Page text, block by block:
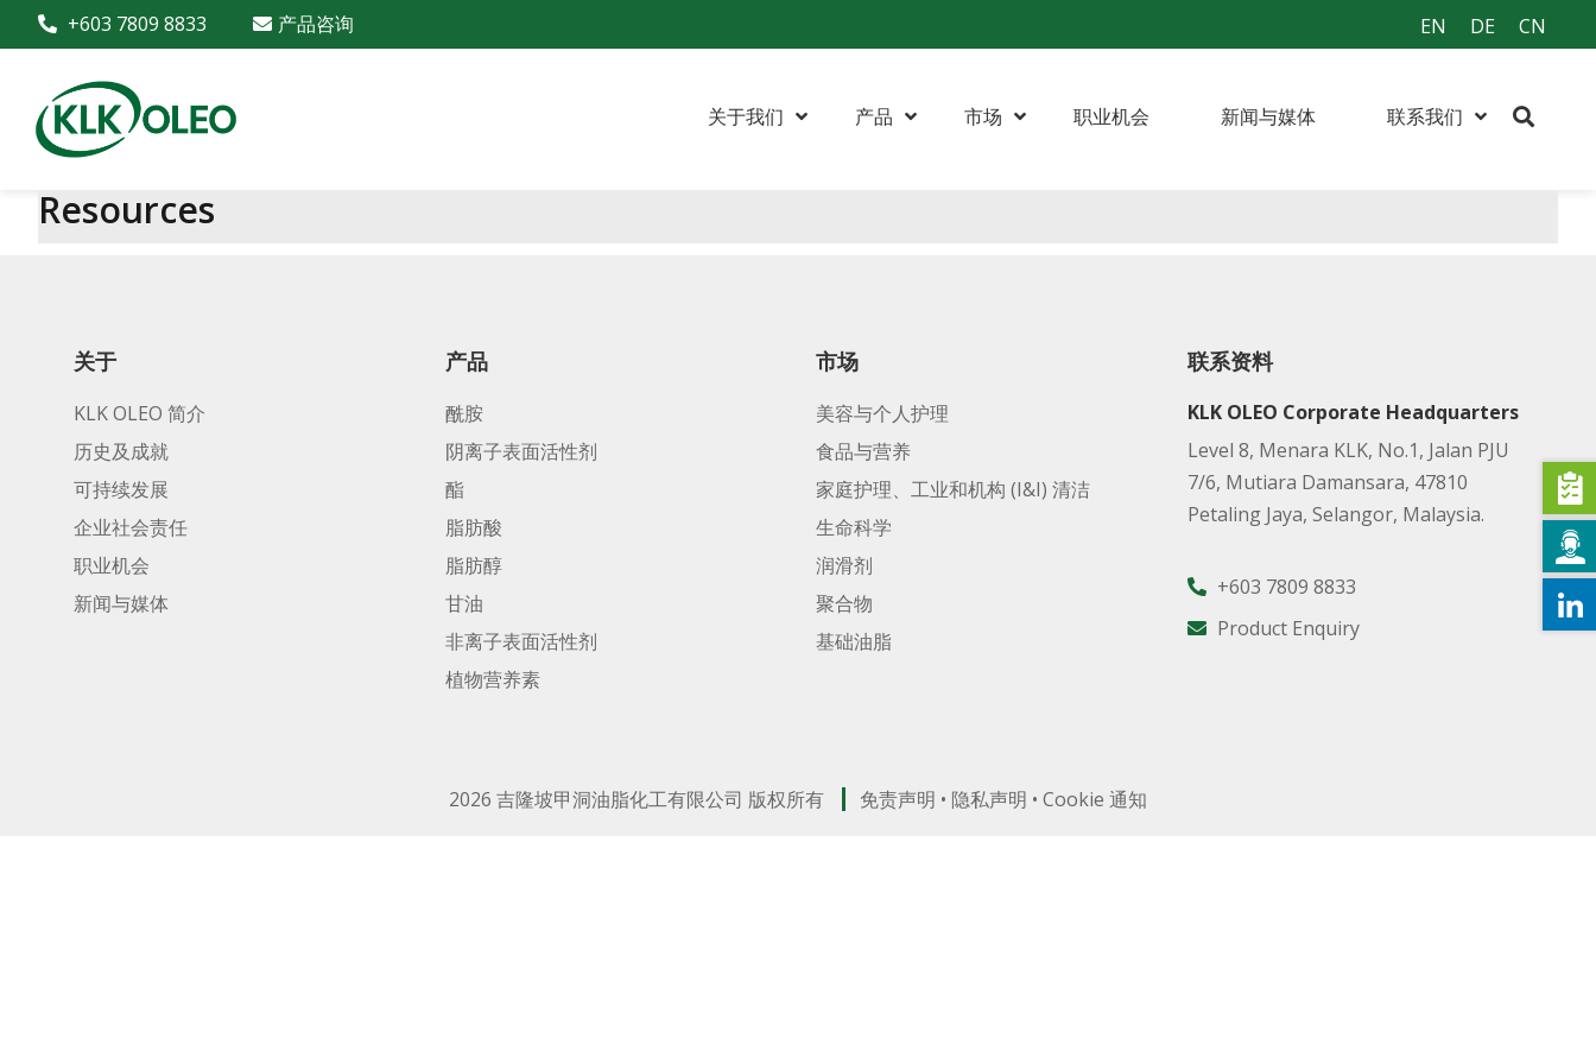
+603 7809 8833 产品咨询 EN DE CN
关于我们 产品 市场 职业机会 新闻与媒体 联系我们
Resources
关于
KLK OLEO 简介
历史及成就
可持续发展
企业社会责任
职业机会
新闻与媒体
产品
酰胺
阴离子表面活性剂
酯
脂肪酸
脂肪醇
甘油
非离子表面活性剂
植物营养素
市场
美容与个人护理
食品与营养
家庭护理、工业和机构 (I&I) 清洁
生命科学
润滑剂
聚合物
基础油脂
联系资料
KLK OLEO Corporate Headquarters
Level 8, Menara KLK, No.1, Jalan PJU
7/6, Mutiara Damansara, 47810
Petaling Jaya, Selangor, Malaysia.
+603 7809 8833
Product Enquiry
免责声明 • 隐私声明 • Cookie 通知
2026 吉隆坡甲洞油脂化工有限公司 版权所有